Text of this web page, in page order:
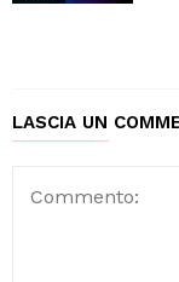
LASCIA UN